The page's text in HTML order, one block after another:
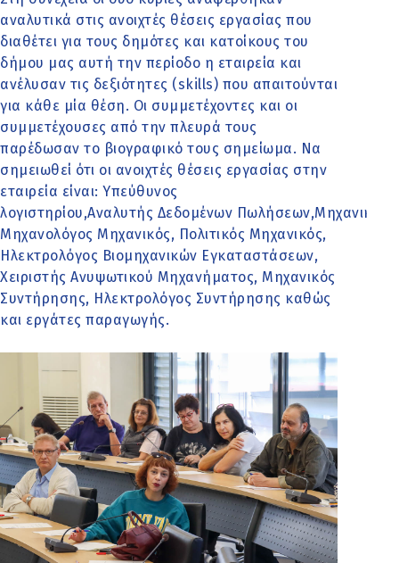
αναλυτικά στις ανοιχτές θέσεις εργασίας που
διαθέτει για τους δημότες και κατοίκους του
δήμου μας αυτή την περίοδο η εταιρεία και
ανέλυσαν τις δεξιότητες (skills) που απαιτούνται
για κάθε μία θέση. Οι συμμετέχοντες και οι
συμμετέχουσες από την πλευρά τους
παρέδωσαν το βιογραφικό τους σημείωμα. Να
σημειωθεί ότι οι ανοιχτές θέσεις εργασίας στην
εταιρεία είναι: Υπεύθυνος
λογιστηρίου,Αναλυτής Δεδομένων Πωλήσεων,Μηχανικός
Μηχανολόγος Μηχανικός, Πολιτικός Μηχανικός,
Ηλεκτρολόγος Βιομηχανικών Εγκαταστάσεων,
Χειριστής Ανυψωτικού Μηχανήματος, Μηχανικός
Συντήρησης, Ηλεκτρολόγος Συντήρησης καθώς
και εργάτες παραγωγής.